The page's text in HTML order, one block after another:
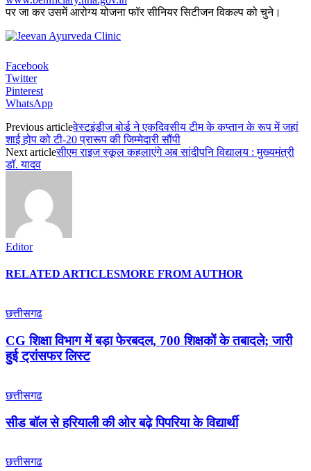
पर जा कर उसमें आरोग्य योजना फॉर सीनियर सिटीजन विकल्प को चुने।
Facebook
Twitter
Pinterest
WhatsApp
Previous articleवेस्टइंडीज बोर्ड ने एकदिवसीय टीम के कप्तान के रूप में जहां
शाई होप को टी-20 प्रारूप की जिम्मेदारी सौंपी
Next articleसीएम राइज स्कूल कहलाएंगे अब सांदीपनि विद्यालय : मुख्यमंत्री
डॉ. यादव
Editor
RELATED ARTICLESMORE FROM AUTHOR
छत्तीसगढ
CG शिक्षा विभाग में बड़ा फेरबदल, 700 शिक्षकों के तबादले; जारी
हुई ट्रांसफर लिस्ट
छत्तीसगढ
सीड बॉल से हरियाली की ओर बढ़े पिपरिया के विद्यार्थी
छत्तीसगढ